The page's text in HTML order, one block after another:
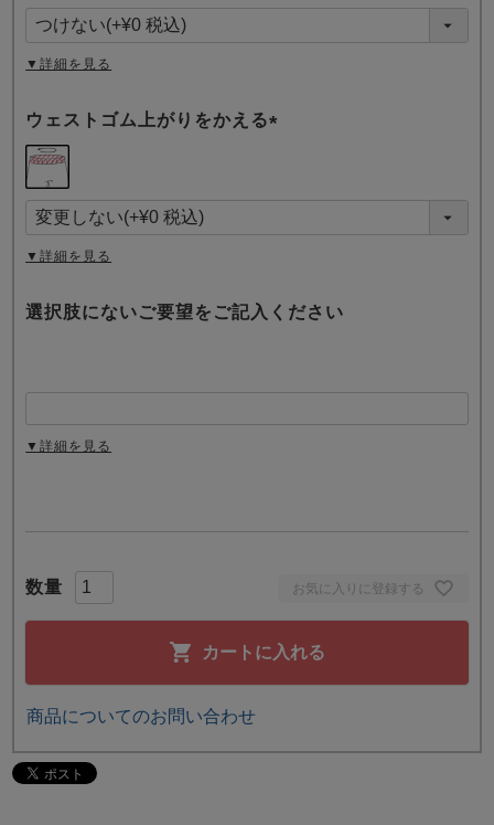
お気に入りに登録する
カートに入れる
須
)
▼詳細を見る
ウェストゴム上がりをかえる
須
)
▼詳細を見る
選択肢にないご要望をご記入ください
▼詳細を見る
商品についてのお問い合わせ